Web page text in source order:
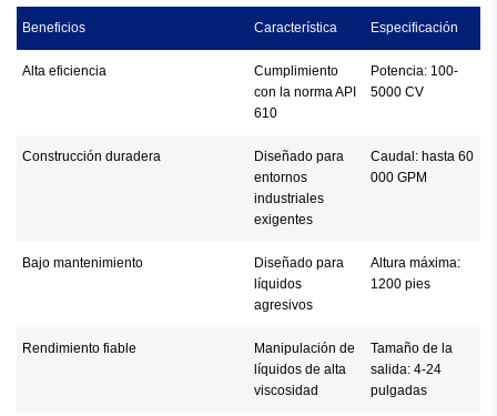
Beneficios Característica Especificación
Alta eficiencia
Cumplimiento
con la norma API
610
Potencia: 100-
5000 CV
Construcción duradera
Diseñado para
entornos
industriales
exigentes
Caudal: hasta 60
000 GPM
Bajo mantenimiento
Diseñado para
líquidos
agresivos
Altura máxima:
1200 pies
Rendimiento fiable
Manipulación de
líquidos de alta
viscosidad
Tamaño de la
salida: 4-24
pulgadas